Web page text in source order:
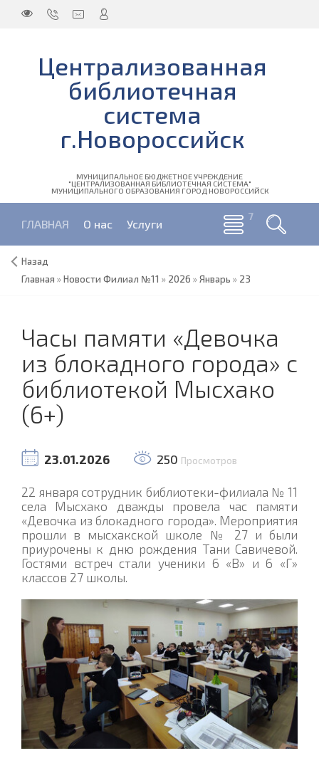
Централизованная
библиотечная
система
г.Новороссийск
МУНИЦИПАЛЬНОЕ БЮДЖЕТНОЕ УЧРЕЖДЕНИЕ
"ЦЕНТРАЛИЗОВАННАЯ БИБЛИОТЕЧНАЯ СИСТЕМА"
МУНИЦИПАЛЬНОГО ОБРАЗОВАНИЯ ГОРОД НОВОРОССИЙСК
ГЛАВНАЯ О нас Услуги
Назад
Главная »Новости Филиал №11 » 2026 »Январь » 23
Часы памяти «Девочка
из блокадного города» с
библиотекой Мысхако
(6+)
23.01.2026 250 Просмотров
22 января сотрудник библиотеки-филиала № 11
села Мысхако дважды провела час памяти
«Девочка из блокадного города». Мероприятия
прошли в мысхакской школе № 27 и были
приурочены к дню рождения Тани Савичевой.
Гостями встреч стали ученики 6 «В» и 6 «Г»
классов 27 школы.